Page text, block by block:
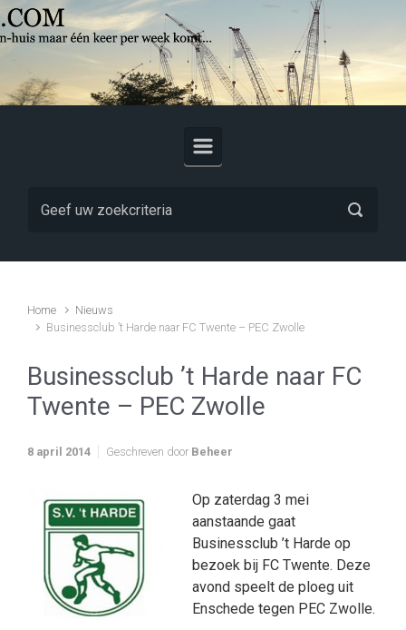
Skip to main content
Home
Nieuws
Businessclub ’t Harde naar FC Twente – PEC Zwolle
Businessclub ’t Harde naar FC
Twente – PEC Zwolle
8 april 2014 Geschreven door Beheer
Op zaterdag 3 mei
aanstaande gaat
Businessclub ’t Harde op
bezoek bij FC Twente. Deze
avond speelt de ploeg uit
Enschede tegen PEC Zwolle.